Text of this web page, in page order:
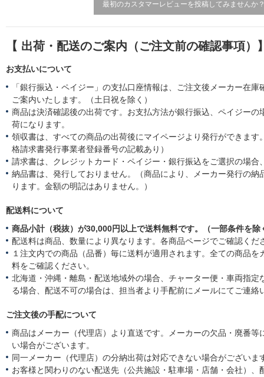
最初のカスタマーレビューを投稿してみませんか
【 出荷・配送のご案内（ご注文前の確認事項）
お支払いについて
「銀行振込・ペイジー」の支払口座情報は、ご注文後メーカー在
ご案内いたします。（土日祝を除く）
商品は決済確認後の出荷です。お支払方法が銀行振込、ペイジーの
荷になります。
領収書は、すべての商品の出荷後にマイページより発行ができます
格請求書発行事業者登録番号の記載あり）
請求書は、クレジットカード・ペイジー・銀行振込をご選択の場合
納品書は、発行しておりません。（商品により、メーカー発行の納
ります。金額の明記はありません。）
配送料について
商品小計（税抜）が30,000円以上で送料無料です。（一部条件を除
配送料は商品、数量により異なります。各商品ページでご確認くだ
１注文内での商品（品番）毎に送料が適用されます。全ての商品を
料をご確認ください。
北海道・沖縄・離島・配送地域外の場合、チャーター便・車両指定
る場合、配送不可の場合は、担当者より手配前にメールにてご連絡
ご注文後の手配について
商品はメーカー（代理店）より直送です。メーカーの欠品・廃番等
い場合がございます。
同一メーカー（代理店）の分納出荷は対応できない場合がございま
お客様と関わりのない配送先（公共施設・駐車場・店舗・会社）、